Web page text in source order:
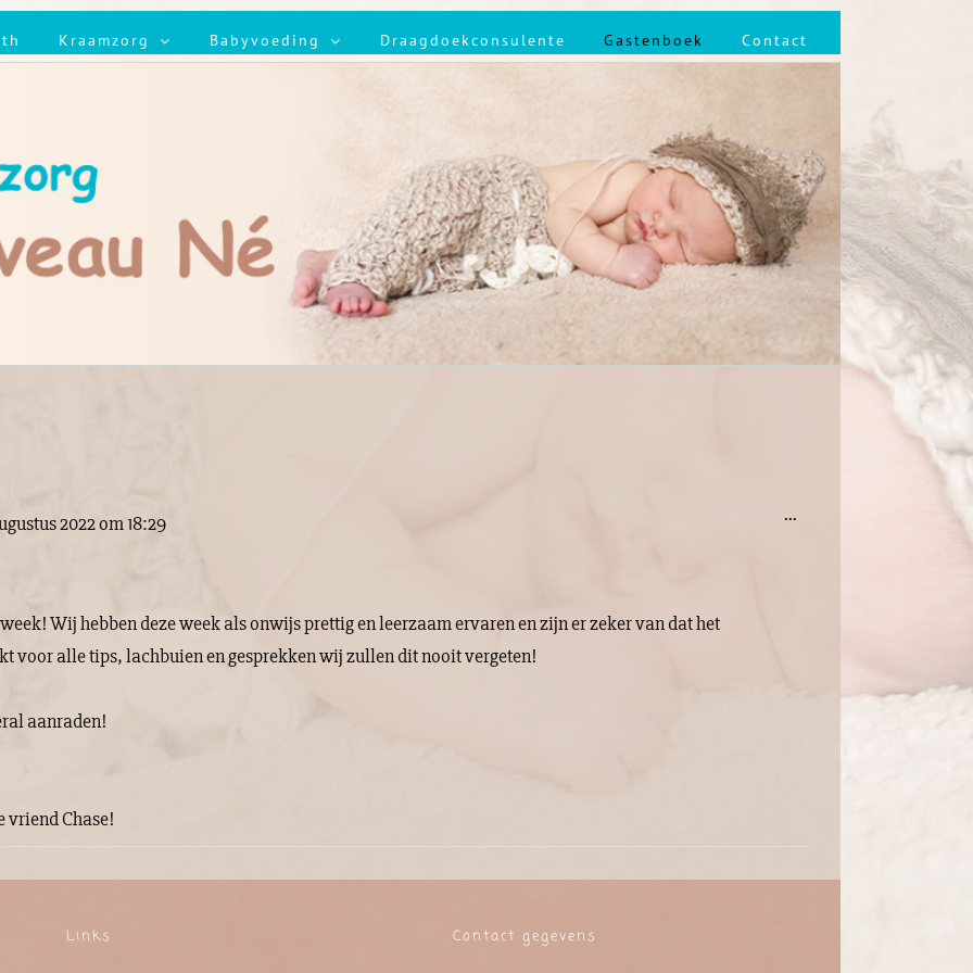
Kraamzorg Babyvoeding Draagdoekconsulente Gastenboek Contact
2022om18:29
Wij hebben deze week als onwijs prettig en leerzaam ervaren en zijn er zeker van dat het
voor alle tips, lachbuien en gesprekken wij zullen dit nooit vergeten!
aanraden!
vriend Chase!
...
Links Contact gegevens